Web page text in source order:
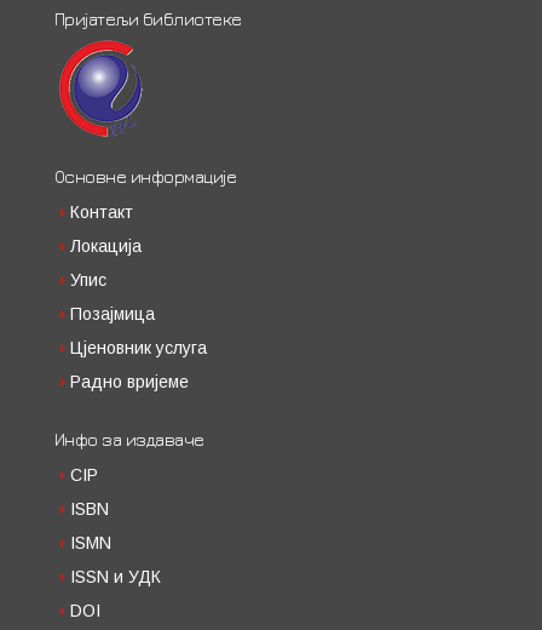
Пријатељи библиотеке
Основне информације
Контакт
Локација
Упис
Позајмица
Цјеновник услуга
Радно вријеме
Инфо за издаваче
CIP
ISBN
ISMN
ISSN и УДК
DOI